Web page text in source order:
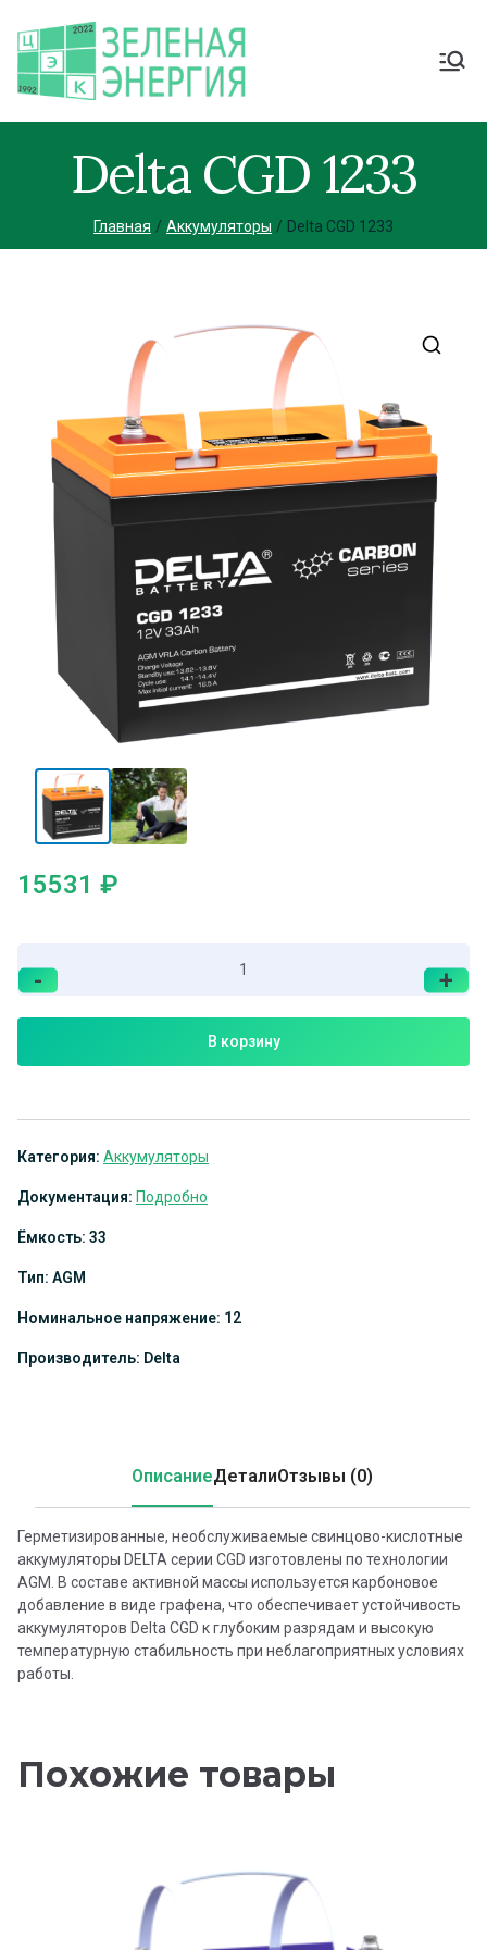
Delta CGD 1233
Главная Аккумуляторы Delta CGD 1233
15531 ₽
- +
В корзину
Категория: Аккумуляторы
Документация: Подробно
Ёмкость: 33
Тип: AGM
Номинальное напряжение: 12
Производитель: Delta
ОписаниеДеталиОтзывы (0)
Герметизированные, необслуживаемые свинцово-кислотные
аккумуляторы DELTA серии CGD изготовлены по технологии
AGM. В составе активной массы используется карбоновое
добавление в виде графена, что обеспечивает устойчивость
аккумуляторов Delta CGD к глубоким разрядам и высокую
температурную стабильность при неблагоприятных условиях
работы.
Похожие товары